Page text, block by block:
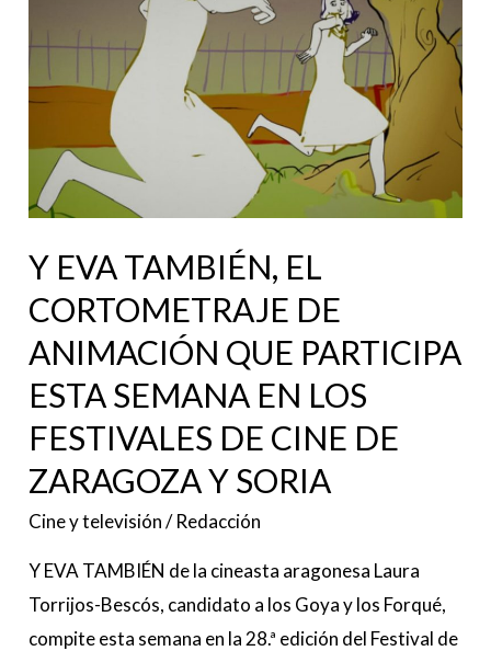
Y EVA TAMBIÉN, EL
CORTOMETRAJE DE
ANIMACIÓN QUE PARTICIPA
ESTA SEMANA EN LOS
FESTIVALES DE CINE DE
ZARAGOZA Y SORIA
Cine y televisión/Redacción
Y EVA TAMBIÉN de la cineasta aragonesa Laura
Torrijos-Bescós, candidato a los Goya y los Forqué,
compite esta semana en la 28.ª edición del Festival de
TAMBIÉN,
EL
CORTOMETRAJE
ANIMACIÓN
PARTICIPA
ESTA
EN
LOS
FESTIVALES
DE
DE
ZARAGOZA
Y
SORIA